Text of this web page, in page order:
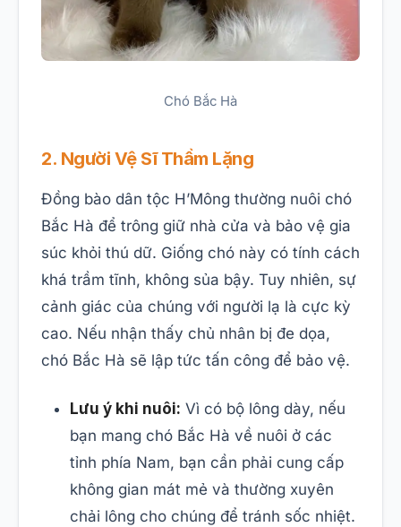
Chó Bắc Hà
2. Người Vệ Sĩ Thầm Lặng
Đồng bào dân tộc H’Mông thường nuôi chó
Bắc Hà để trông giữ nhà cửa và bảo vệ gia
súc khỏi thú dữ. Giống chó này có tính cách
khá trầm tĩnh, không sủa bậy. Tuy nhiên, sự
cảnh giác của chúng với người lạ là cực kỳ
cao. Nếu nhận thấy chủ nhân bị đe dọa,
chó Bắc Hà sẽ lập tức tấn công để bảo vệ.
Lưu ý khi nuôi: Vì có bộ lông dày, nếu
bạn mang chó Bắc Hà về nuôi ở các
tỉnh phía Nam, bạn cần phải cung cấp
không gian mát mẻ và thường xuyên
chải lông cho chúng để tránh sốc nhiệt.